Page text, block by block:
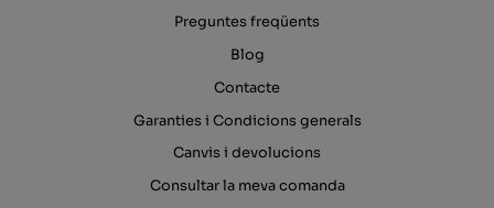
Preguntes freqüents
Blog
Contacte
Garanties i Condicions generals
Canvis i devolucions
Consultar la meva comanda